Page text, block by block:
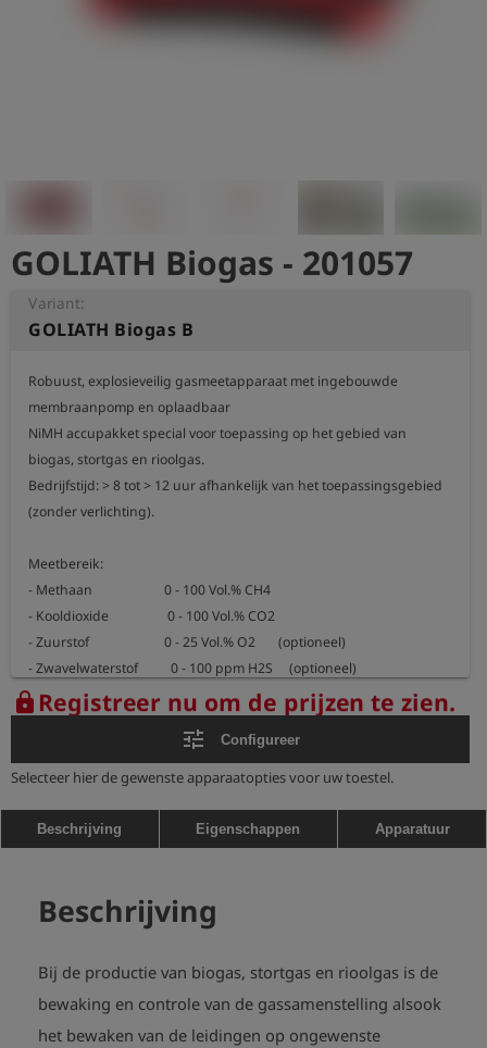
GOLIATH Biogas - 201057
Variant:
GOLIATH Biogas B
Robuust, explosieveilig gasmeetapparaat met ingebouwde
membraanpomp en oplaadbaar
NiMH accupakket special voor toepassing op het gebied van
biogas, stortgas en rioolgas.
Bedrijfstijd: > 8 tot > 12 uur afhankelijk van het toepassingsgebied
(zonder verlichting).
Meetbereik:
- Methaan                      0 - 100 Vol.% CH4
- Kooldioxide                  0 - 100 Vol.% CO2
- Zuurstof                       0 - 25 Vol.% O2       (optioneel)
- Zwavelwaterstof          0 - 100 ppm H2S     (optioneel)
- Zwavelwaterstof          0 - 2.000 ppm H2S   (optioneel)
Afmetingen: 200 x 100 x 87 mm
Gewicht: ca. 1.200 g
Explosieveilig meetapparaat:
ATEX certificering: II 2G Ex ib d IIB T3/T4 Gb
Temperatuurbereik: -10 °C <= Ta <= +40 °C
lock Registreer nu om de prijzen te zien.
tune Configureer
Selecteer hier de gewenste apparaatopties voor uw toestel.
Beschrijving Eigenschappen Apparatuur
Beschrijving
Bij de productie van biogas, stortgas en rioolgas is de
bewaking en controle van de gassamenstelling alsook
het bewaken van de leidingen op ongewenste